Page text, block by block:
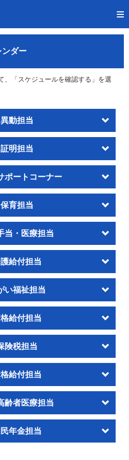
ンダー
、「スケジュールを確認する」を選
異動担当
証明担当
ポートコーナー
保育担当
当・医療担当
給付担当
い福祉担当
給付担当
険税担当
給付担当
齢者医療担当
民年金担当